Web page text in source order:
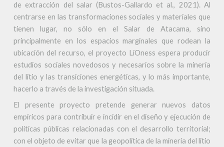
de extracción del salar (Bustos-Gallardo et al., 2021). Al
centrarse en las transformaciones sociales y materiales que
tienen lugar, no sólo en el Salar de Atacama, sino
principalmente en los espacios marginales que rodean la
ubicación del recurso, el proyecto LiOness espera producir
estudios sociales novedosos y necesarios sobre la minería
del litio y las transiciones energéticas, y lo más importante,
hacerlo a través de la investigación situada.
El presente proyecto pretende generar nuevos datos
empíricos para contribuir e incidir en el diseño y ejecución de
políticas públicas relacionadas con el desarrollo territorial;
con el objeto de evitar que la geopolítica de la minería del litio